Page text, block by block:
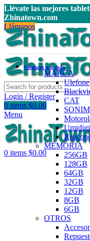
Llévate las mejores
Zhinatown.com
Llámanos
Login / Register
0 items $0.00
Menu
0 items $0.00
Celulares uso rudo
MARCA
Ulefone
CAT
SONIM
Umidigi
MEMORIA
256GB
128GB
64GB
32GB
12GB
8GB
6GB
OTROS